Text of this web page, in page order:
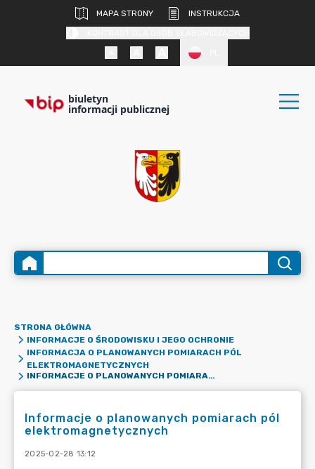
MAPA STRONY
INSTRUKCJA
biuletyn
informacji publicznej
STRONA GŁÓWNA
INFORMACJE O ŚRODOWISKU I JEGO OCHRONIE
INFORMACJA O PLANOWANYCH POMIARACH PÓL
ELEKTROMAGNETYCZNYCH
INFORMACJE O PLANOWANYCH POMIARACH PÓL ELEKTROMAGNETYCZNYCH
Informacje o planowanych pomiarach pól
elektromagnetycznych
2025-02-28 13:12